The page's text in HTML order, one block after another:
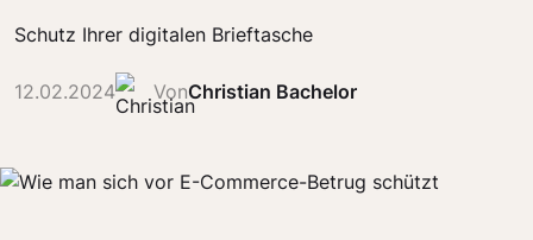
Schutz Ihrer digitalen Brieftasche
12.02.2024 VonChristian Bachelor